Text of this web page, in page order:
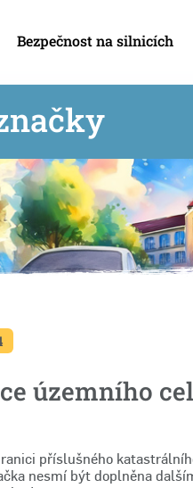
Bezpečnost na silnicích
územního
příslušného
nesmí být doplněna